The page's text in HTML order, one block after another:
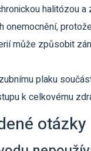
halitózou a
onemocnění,
může způsobit
plaku
k celkovému
otázky